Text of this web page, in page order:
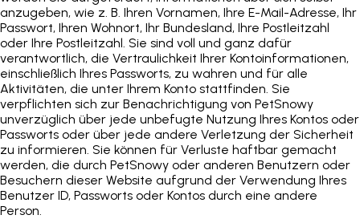
anzugeben, wie z. B. Ihren Vornamen, Ihre E-Mail-Adresse, Ihr
Passwort, Ihren Wohnort, Ihr Bundesland, Ihre Postleitzahl
oder Ihre Postleitzahl. Sie sind voll und ganz dafür
verantwortlich, die Vertraulichkeit Ihrer Kontoinformationen,
einschließlich Ihres Passworts, zu wahren und für alle
Aktivitäten, die unter Ihrem Konto stattfinden. Sie
verpflichten sich zur Benachrichtigung von PetSnowy
unverzüglich über jede unbefugte Nutzung Ihres Kontos oder
Passworts oder über jede andere Verletzung der Sicherheit
zu informieren. Sie können für Verluste haftbar gemacht
werden, die durch PetSnowy oder anderen Benutzern oder
Besuchern dieser Website aufgrund der Verwendung Ihres
Benutzer ID, Passworts oder Kontos durch eine andere
Person.